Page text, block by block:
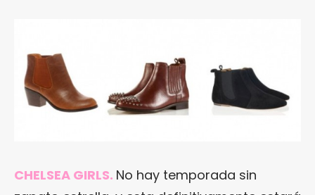
CHELSEA GIRLS. No hay temporada sin